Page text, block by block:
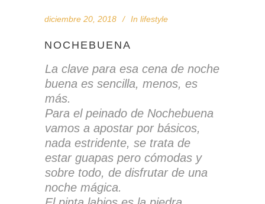
diciembre 20, 2018 In lifestyle
NOCHEBUENA
La clave para esa cena de noche
buena es sencilla, menos, es
más.
Para el peinado de Nochebuena
vamos a apostar por básicos,
nada estridente, se trata de
estar guapas pero cómodas y
sobre todo, de disfrutar de una
noche mágica.